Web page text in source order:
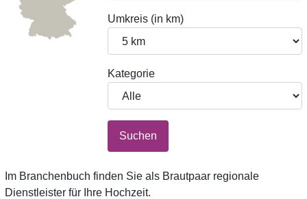
Umkreis (in km)
Kategorie
Suchen
Im Branchenbuch finden Sie als Brautpaar regionale
Dienstleister für Ihre Hochzeit.